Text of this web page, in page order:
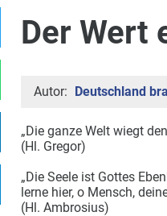
Der Wert
Autor: Deutschland
„Die ganze Welt wiegt
(Hl. Gregor)
„Die Seele ist Gottes
lerne hier, o Mensch,
(Hl. Ambrosius)